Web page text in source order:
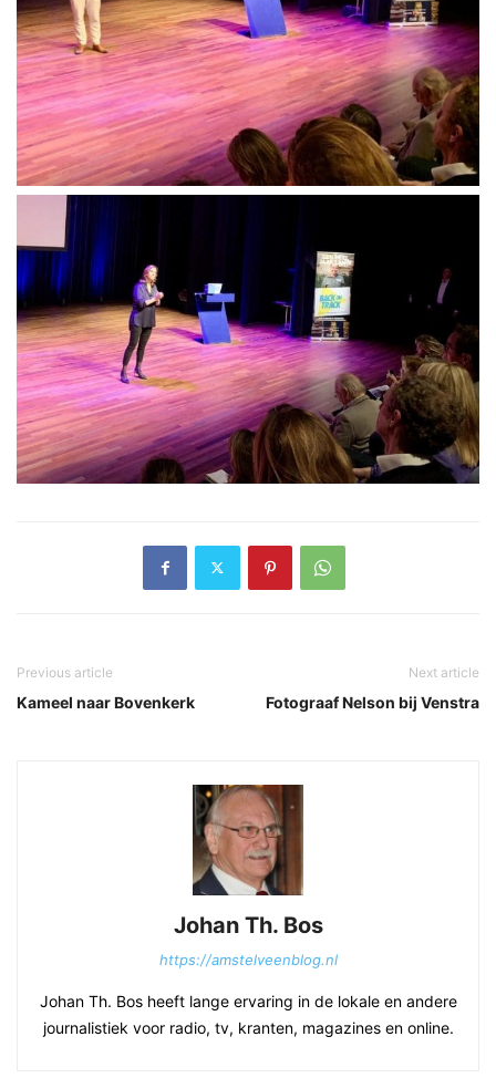
Previous article
Kameel naar Bovenkerk
Next article
Fotograaf Nelson bij Venstra
Johan Th. Bos
https://amstelveenblog.nl
Johan Th. Bos heeft lange ervaring in de lokale en andere
journalistiek voor radio, tv, kranten, magazines en online.